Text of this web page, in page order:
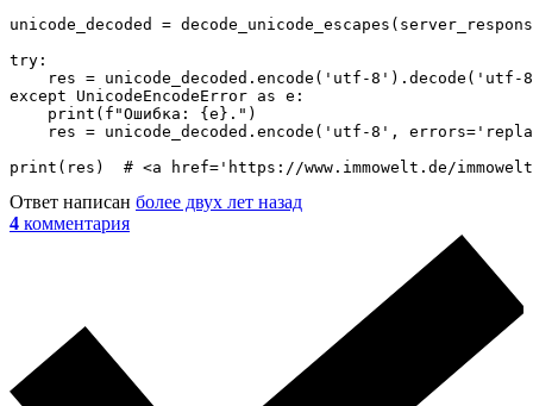
unicode_decoded =
try:
res = unicode_decoded.encode('utf-8').decode('utf-
except UnicodeEncodeError as e:
    print(f"Ошибка: {e}.")
res = unicode_decoded.encode('utf-8',
print(res)  # <a href='https://www.immowelt.de/
Ответ написан более двух лет назад
4 комментария